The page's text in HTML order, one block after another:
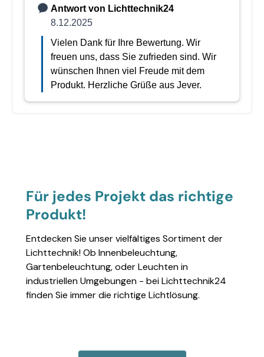
Für jedes Projekt das richtige
Produkt!
Entdecken Sie unser vielfältiges Sortiment der
Lichttechnik! Ob Innenbeleuchtung,
Gartenbeleuchtung, oder Leuchten in
industriellen Umgebungen - bei Lichttechnik24
finden Sie immer die richtige Lichtlösung.